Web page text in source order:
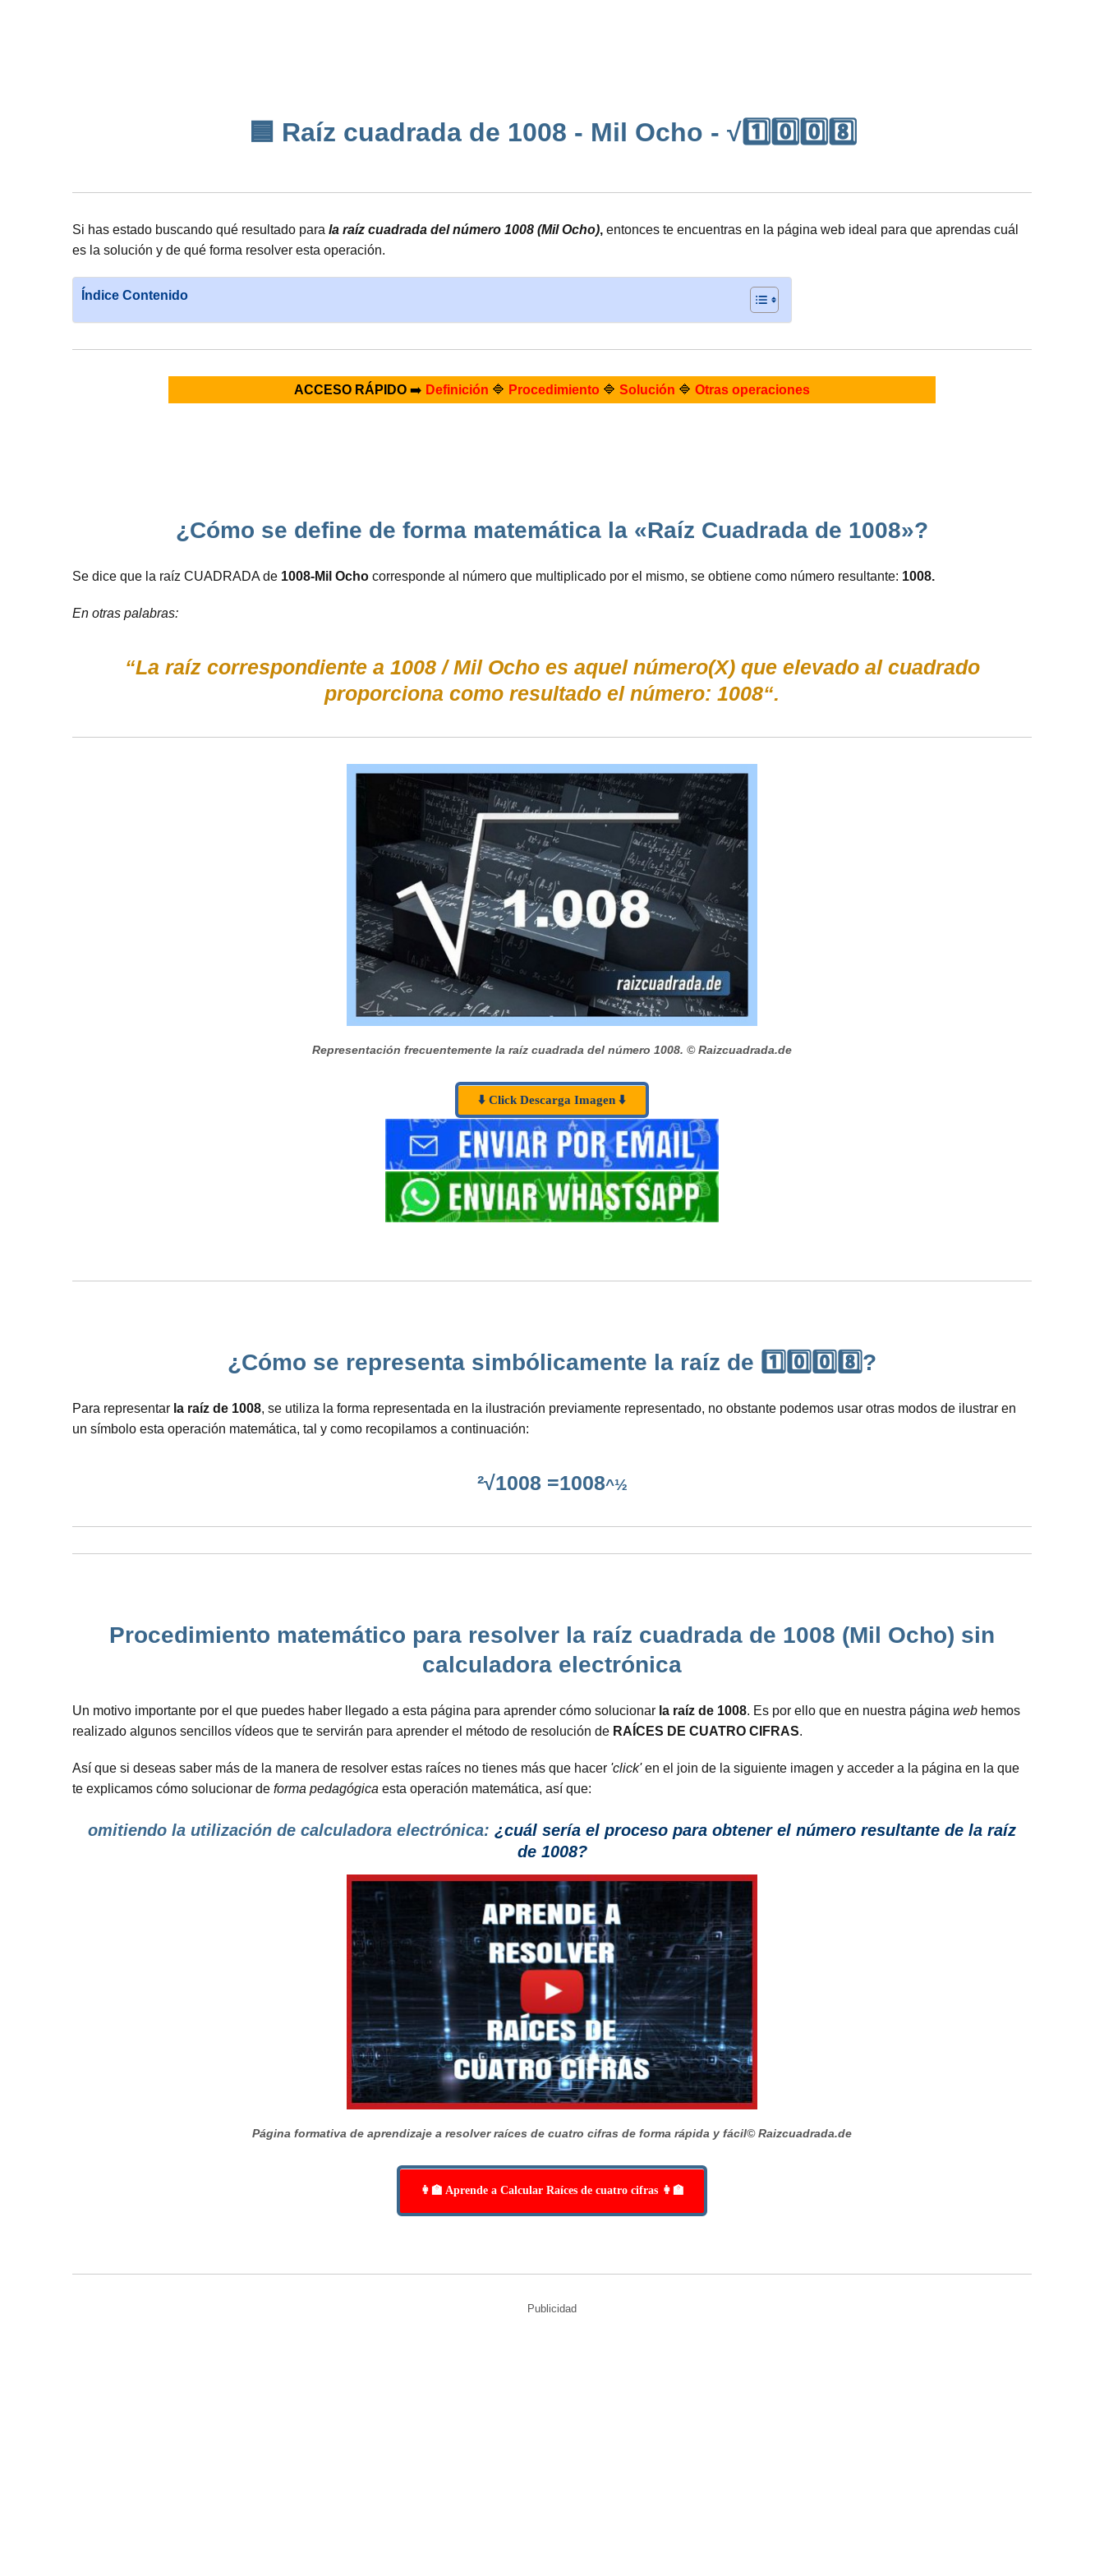
🟦 Raíz cuadrada de 1008 - Mil Ocho - √1️⃣0️⃣0️⃣8️⃣
Si has estado buscando qué resultado para la raíz cuadrada del número 1008 (Mil Ocho), entonces te encuentras en la página web ideal para que aprendas cuál
es la solución y de qué forma resolver esta operación.
Índice Contenido
ACCESO RÁPIDO➡️ Definición 🔷 Procedimiento🔷 Solución 🔷 Otras operaciones
¿Cómo se define de forma matemática la «Raíz Cuadrada de 1008»?
Se dice que la raíz CUADRADA de 1008-Mil Ocho corresponde al número que multiplicado por el mismo, se obtiene como número resultante: 1008.
En otras palabras:
“La raíz correspondiente a 1008 / Mil Ocho es aquel número(X) que elevado al cuadrado
proporciona como resultado el número: 1008“.
Representación frecuentemente la raíz cuadrada del número 1008. © Raizcuadrada.de
⬇️ Click Descarga Imagen ⬇️
¿Cómo se representa simbólicamente la raíz de 1️⃣0️⃣0️⃣8️⃣?
Para representar la raíz de 1008, se utiliza la forma representada en la ilustración previamente representado, no obstante podemos usar otras modos de ilustrar en
un símbolo esta operación matemática, tal y como recopilamos a continuación:
²√1008 =1008^½
Procedimiento matemático para resolver la raíz cuadrada de 1008 (Mil Ocho) sin
calculadora electrónica
Un motivo importante por el que puedes haber llegado a esta página para aprender cómo solucionar la raíz de 1008. Es por ello que en nuestra página web hemos
realizado algunos sencillos vídeos que te servirán para aprender el método de resolución de RAÍCES DE CUATRO CIFRAS.
Así que si deseas saber más de la manera de resolver estas raíces no tienes más que hacer 'click'en el join de la siguiente imagen y acceder a la página en la que
te explicamos cómo solucionar de forma pedagógica esta operación matemática, así que:
omitiendo la utilización de calculadora electrónica: ¿cuál sería el proceso para obtener el número resultante de la raíz
de 1008?
Página formativa de aprendizaje a resolver raíces de cuatro cifras de forma rápida y fácil© Raizcuadrada.de
👩‍🏫 Aprende a Calcular Raíces de cuatro cifras 👩‍🏫
Publicidad